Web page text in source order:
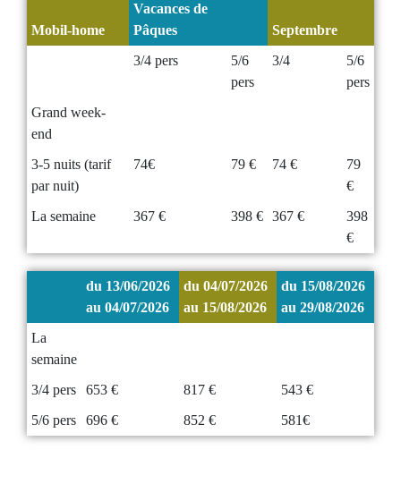
Mobil-home
Vacances de
Pâques
Septembre
3/4 pers
5/6
pers
3/4
5/6
pers
Grand week-
end
3-5 nuits (tarif
par nuit)
74€ 79 € 74 €
79
€
La semaine
367 € 398 € 367 €
398
€
du 13/06/2026
au 04/07/2026
du 04/07/2026
au 15/08/2026
du 15/08/2026
au 29/08/2026
La
semaine
3/4 pers
653 € 817 €
543 €
5/6 pers
696 € 852 € 581€